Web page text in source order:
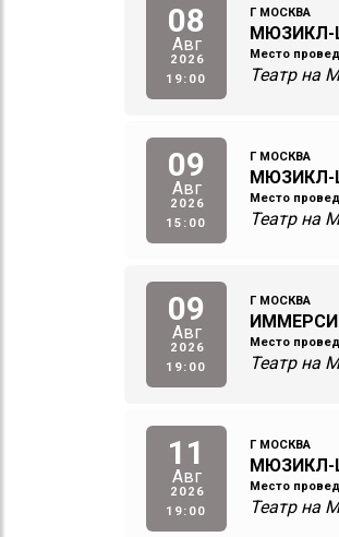
08
Авг
2026
19:00
Г МОСКВА
МЮЗИКЛ-
Место
Театр на
09
Авг
2026
15:00
Г МОСКВА
МЮЗИКЛ-
Место
Театр на
09
Авг
2026
19:00
Г МОСКВА
Место
Театр на
11
Авг
2026
19:00
Г МОСКВА
МЮЗИКЛ-
Место
Театр на